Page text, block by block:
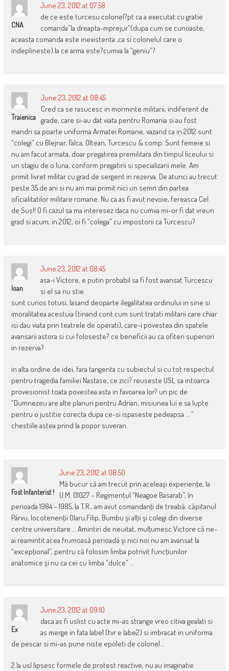
CNA
June 23, 2012 at 07:58
de ce este turcesu colonel?pt ca a executat cu gratie
comanda”la dreapta-mprejur”(dupa cum se cunoaste,
aceasta comanda este inexistenta ,ca si colonelul care o
indeplineste).la ce arma este?cumva la “geniu”?
Traienica
June 23, 2012 at 08:45
Cred ca se rasucesc in morminte militarii, indiferent de
grade, care si-au dat viata pentru Romania si au fost
mandri sa poarte uniforma Armatei Romane, vazand ca in 2012 sunt
“colegi” cu Blejnar, Falca, Oltean, Turcescu & comp. Sunt femeie si
nu am facut armata, doar pregatirea premilitara din timpul liceului si
un stagiu de o luna, conform pregatirii si specializarii mele. Am
primit livret militar cu grad de sergent in rezerva. De atunci au trecut
peste 35 de ani si nu am mai primit nici un semn din partea
oficialitatilor militare romane. Nu ca as fi avut nevoie, fereasca Cel
de Sus!! O fi cazul sa ma interesez daca nu cumva mi-or fi dat vreun
grad si acum, in 2012, oi fi “colega” cu impostorii ca Turcescu?
Ioan
June 23, 2012 at 08:45
asa-i Victore, e putin probabil sa fi fost avansat Turcescu
si el sa nu stie.
sunt curios totusi, lasand deoparte ilegalitatea ordinului in sine si
imoralitatea acestuia (tinand cont cum sunt tratati militarii care chiar
isi dau viata prin teatrele de operati), care-i povestea din spatele
avansarii astora si cui foloseste? ce beneficii au ca ofiteri superiori
in rezerva?
in alta ordine de idei, fara tangenta cu subiectul si cu tot respectul
pentru tragedia familiei Nastase, ce zici? reuseste USL sa intoarca
provesionist toata povestea asta in favoarea lor? un pic de
“Dumnezeu are alte planuri pentru Adrian, misiunea lui e sa lupte
pentru o justitie corecta dupa ce-si ispaseste pedeapsa … ”
chestiile astea prind la popor suveran.
Fost Infanterist !
June 23, 2012 at 08:50
Mă bucur că am trecut prin aceleaşi experienţe, la
U.M. 01027 – Regimentul “Neagoe Basarab”, în
perioada 1984 – 1985, la T.R., am avut comandanţi de treabă: căpitanul
Pârvu, locotenenţii Olaru,Filip, Bumbu şi alţii şi colegi din diverse
centre universitare … Amintiri de neuitat, mulţumesc Victore că ne-
ai reamintit acea frumoasă perioadă şi nici noi nu am avansat la
“excepţional”, pentru că folosim limba potrivit funcţiunilor
anatomice şi nu ca cei cu limba “dulce” …
Ex
June 23, 2012 at 09:10
daca as fi uslist cu acte mi-as strange vreo citiva gealati si
as merge in fata labe1 (tvr e labe2) si imbracat in uniforma
de pescar si mi-as pune niste epoleti de colonel…
2.la usl lipsesc formele de protest reactive, nu au imaginatie